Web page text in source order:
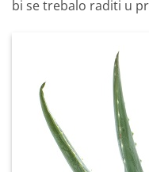
bi se trebalo raditi u